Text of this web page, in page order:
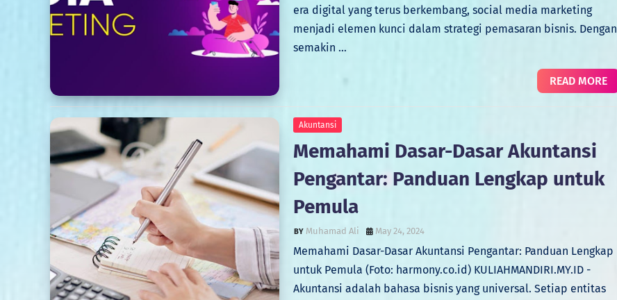
era digital yang terus berkembang, social media marketing
menjadi elemen kunci dalam strategi pemasaran bisnis. Dengan
semakin …
READ MORE
Akuntansi
Memahami Dasar-Dasar Akuntansi
Pengantar: Panduan Lengkap untuk
Pemula
Muhamad Ali May 24, 2024
Memahami Dasar-Dasar Akuntansi Pengantar: Panduan Lengkap
untuk Pemula (Foto: harmony.co.id) KULIAHMANDIRI.MY.ID -
Akuntansi adalah bahasa bisnis yang universal. Setiap entitas